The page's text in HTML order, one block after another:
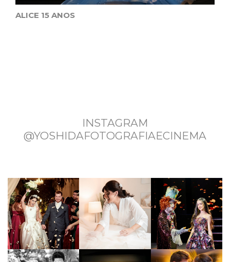
ALICE 15 ANOS
INSTAGRAM
@YOSHIDAFOTOGRAFIAECINEMA